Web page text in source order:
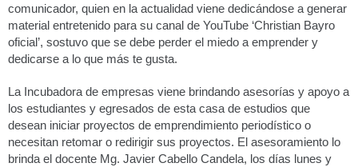
comunicador, quien en la actualidad viene dedicándose a generar
material entretenido para su canal de YouTube ‘Christian Bayro
oficial’, sostuvo que se debe perder el miedo a emprender y
dedicarse a lo que más te gusta.
La Incubadora de empresas viene brindando asesorías y apoyo a
los estudiantes y egresados de esta casa de estudios que
desean iniciar proyectos de emprendimiento periodístico o
necesitan retomar o redirigir sus proyectos. El asesoramiento lo
brinda el docente Mg. Javier Cabello Candela, los días lunes y